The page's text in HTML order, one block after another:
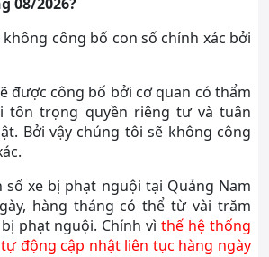
công bố con số chính xác bởi
được công bố bởi cơ quan có thẩm
tôn trọng quyền riêng tư và tuân
Bởi vậy chúng tôi sẽ không công
số xe bị phạt nguội tại Quảng Nam
hàng tháng có thể từ vài trăm
phạt nguội. Chính vìthế hệ thống
động cập nhật liên tục hàng ngày